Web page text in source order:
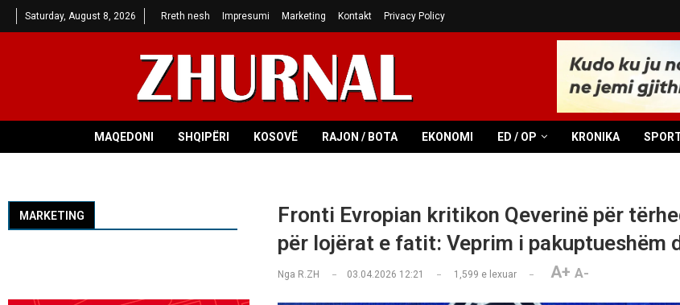
Saturday, August 8, 2026 Rreth nesh Impresumi Marketing Kontakt Privacy Policy
MAQEDONI SHQIPËRI KOSOVË RAJON / BOTA EKONOMI ED / OP KRONIKA
Fronti Evropian kritikon Qeverinë për
për lojërat e fatit: Veprim i pakuptueshëm
Nga R.ZH 03.04.2026 12:21 1,599 e lexuar A+ A-
MARKETING